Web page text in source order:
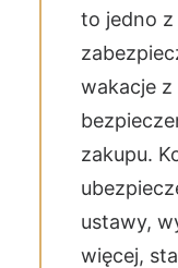
to jedno
wakacje z
zakupu.
ustawy,
więcej,